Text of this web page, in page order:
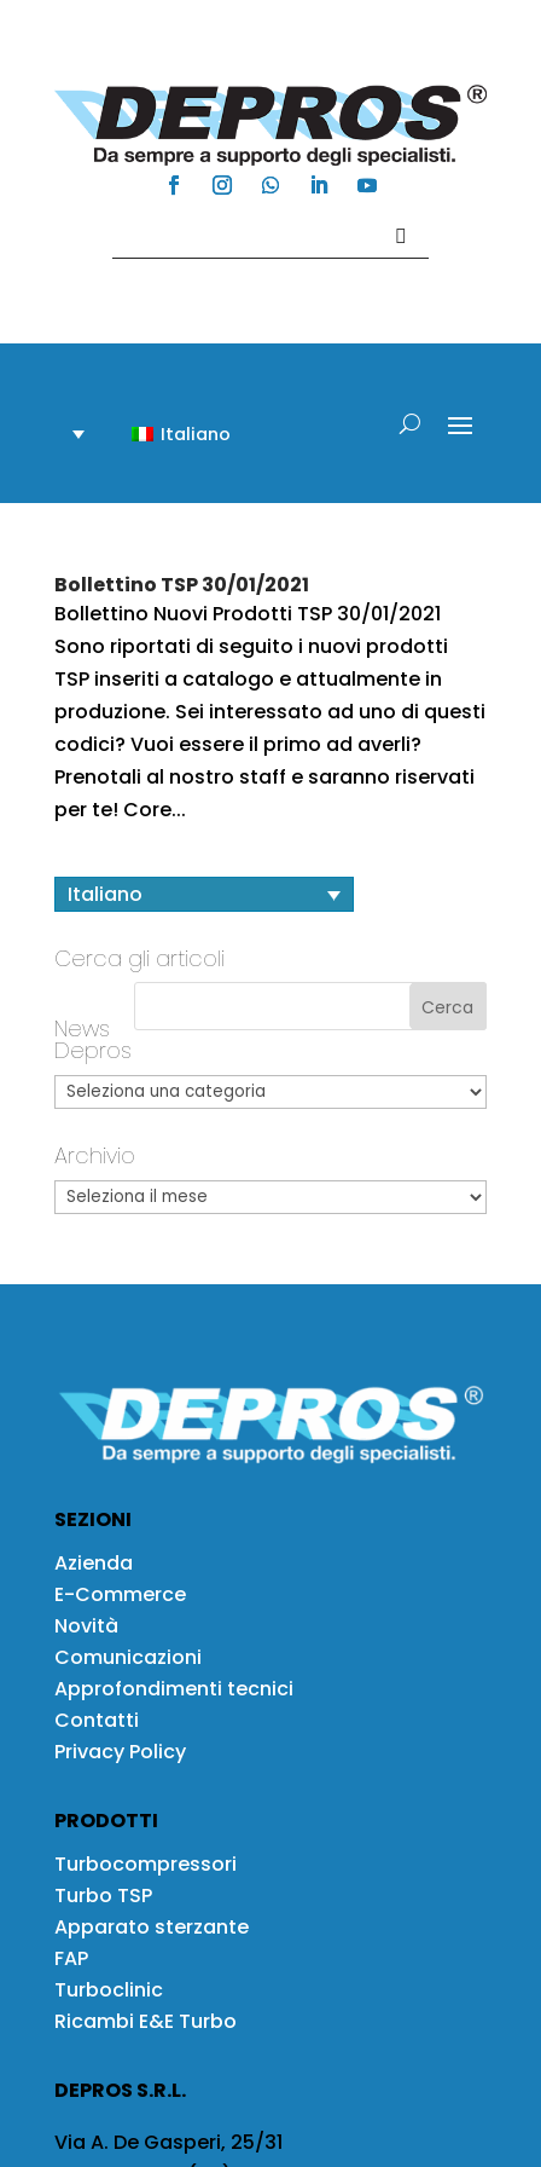
Italiano
Bollettino TSP 30/01/2021
Bollettino Nuovi Prodotti TSP 30/01/2021
Sono riportati di seguito i nuovi prodotti
TSP inseriti a catalogo e attualmente in
produzione. Sei interessato ad uno di questi
codici? Vuoi essere il primo ad averli?
Prenotali al nostro staff e saranno riservati
per te! Core...
Italiano
Cerca gli articoli
News
Depros
Archivio
SEZIONI
Azienda
E-Commerce
Novità
Comunicazioni
Approfondimenti tecnici
Contatti
Privacy Policy
PRODOTTI
Turbocompressori
Turbo TSP
Apparato sterzante
FAP
Turboclinic
Ricambi E&E Turbo
DEPROS S.R.L.
Via A. De Gasperi, 25/31